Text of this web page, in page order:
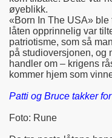
øyeblikk.
«Born In The USA»
låten opprinnelig var
patriotisme, som så
på studioversjonen, og
handler om – krigens
kommer hjem som
Patti og Bruce takker
Foto: Rune